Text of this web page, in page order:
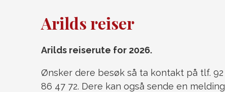
Arilds reiser
Arilds reiserute for 2026.
Ønsker dere besøk så ta kontakt på tlf. 92
86 47 72. Dere kan også sende en melding